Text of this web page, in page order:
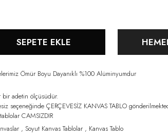
SEPETE EKLE
Ömür Boyu Dayanıklı %100 Alüminyumdur
bir adetin ölçüsüdür.
seçeneğinde ÇERÇEVESİZ KANVAS TABLO
CAMSIZDIR
, Soyut Kanvas Tablolar , Kanvas Tablo